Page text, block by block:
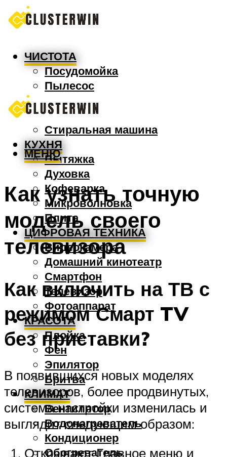
ЧИСТОТА
Посудомойка
Пылесос
Утюг
Швабра
Стиральная машина
КУХНЯ
Вытяжка
Духовка
Кофеварка
Микроволновка
Плита
ЦИФРОВАЯ ТЕХНИКА
Видеокамера
Домашний кинотеатр
Смартфон
Телевизор
Фотоаппарат
КРАСОТА
Плойка
Фен
Эпилятор
Бритва
КЛИМАТ
Вентилятор
Водонагреватель
Кондиционер
Обогреватель
МЕНЮ
Как узнать точную
модель своего
телевизора
Как включить на ТВ с
режимом Смарт TV
без приставки?
В появившихся новых моделях
телевизоров, более продвинутых,
система настройки изменилась и
выглядит следующим образом:
Открывают Главное меню и